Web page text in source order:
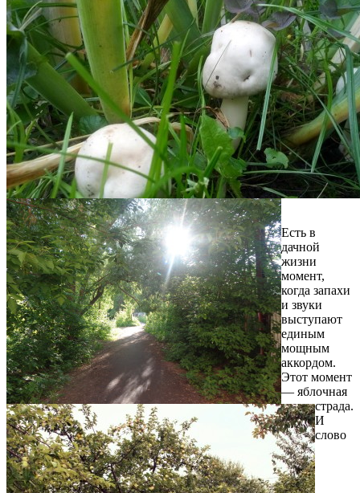
Есть в
дачной
жизни
момент,
когда запахи
и звуки
выступают
единым
мощным
аккордом.
Этот момент
— яблочная
страда.
И
слово